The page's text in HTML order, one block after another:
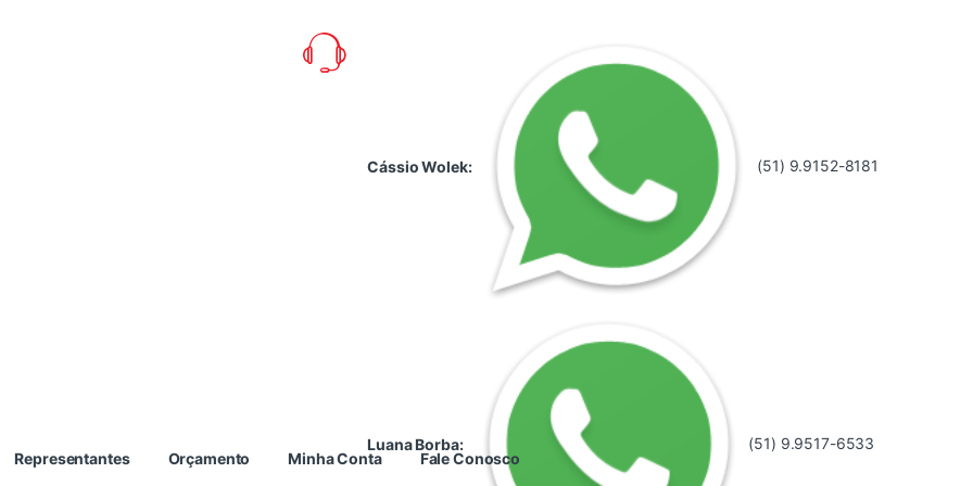
Representantes Orçamento Minha Conta Fale Conosco
Cássio Wolek: (51) 9.9152-8181
Luana Borba: (51) 9.9517-6533